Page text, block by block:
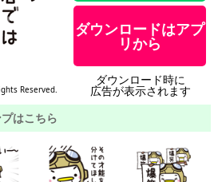
Reserved.
ダウンロードはアプ
リから
ダウンロード時に
広告が表示されます
はこちら